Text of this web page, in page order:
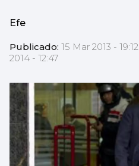
Efe
Publicado: 15 Mar 2013 - 19:12
2014 - 12:47